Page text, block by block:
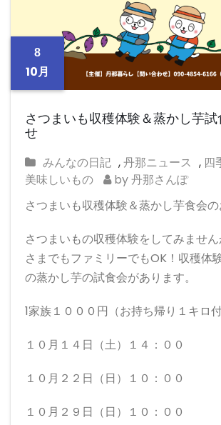
8
10月
さつまいも収穫体験＆蒸かし芋試
せ
みんなの日記 ,丹那ニュース , 四
美味しいもの
by 丹那さんぽ
さつまいも収穫体験＆蒸かし芋食会
さつまいもの収穫体験をしてみませ
さまでもファミリーでもOK！収穫体
の蒸かし芋の試食会があります。
1家族１０００円（お持ち帰り１キロ付
１０月１４日（土）１４：００
１０月２２日（日）１０：００
１０月２９日（日）１０：００